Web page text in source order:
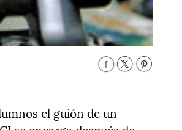
el guión de un